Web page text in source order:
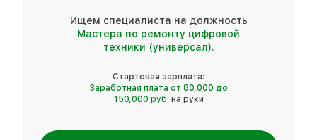
Ищем специалиста на должность
Мастера по ремонту цифровой
техники (универсал).
Стартовая зарплата:
Заработная плата от 80,000 до
150,000 руб. на руки